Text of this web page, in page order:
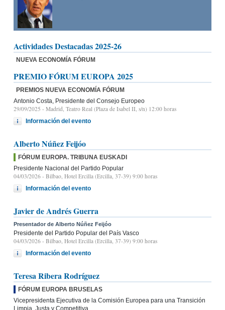
Actividades Destacadas 2025-26
NUEVA ECONOMÍA FÓRUM
PREMIO FÓRUM EUROPA 2025
PREMIOS NUEVA ECONOMÍA FÓRUM
Antonio Costa, Presidente del Consejo Europeo
29/09/2025 - Madrid, Teatro Real (Plaza de Isabel II, s/n) 12:00 horas
Información del evento
Alberto Núñez Feijóo
FÓRUM EUROPA. TRIBUNA EUSKADI
Presidente Nacional del Partido Popular
04/03/2026 - Bilbao, Hotel Ercilla (Ercilla, 37-39) 9:00 horas
Información del evento
Javier de Andrés Guerra
Presentador de Alberto Núñez Feijóo
Presidente del Partido Popular del País Vasco
04/03/2026 - Bilbao, Hotel Ercilla (Ercilla, 37-39) 9:00 horas
Información del evento
Teresa Ribera Rodríguez
FÓRUM EUROPA BRUSELAS
Vicepresidenta Ejecutiva de la Comisión Europea para una Transición
Limpia, Justa y Competitiva